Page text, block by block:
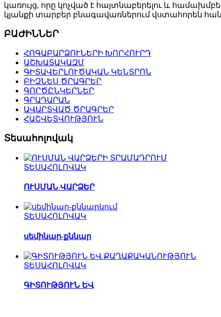
կառույց, որը կոչված է հայտնաբերելու և
կյանքի տարբեր բնագավառներում վստահորեն
ԲԱԺԻՆՆԵՐ
ՀՈԳԱԲԱՐՁՈՒՆԵՐԻ ԽՈՐՀՈՒՐԴ
ԱՇԽԱՏԱԿԱԶՄ
ԳԻՏԱՎԵՐԼՈՒԾԱԿԱՆ ԿԵՆՏՐՈՆ
ԲԻԶՆԵՍ ԾՐԱԳՐԵՐ
ԳՈՐԾԸՆԿԵՐՆԵՐ
ԳՐԱԴԱՐԱՆ
ԱՎԱՐՏՎԱԾ ԾՐԱԳՐԵՐ
ՀԱՇՎԵՏՎՈՒԹՅՈՒՆ
Տեսահոլովակ
ՏԵՍԱՀՈԼՈՎԱԿ
ՈՒՍՄԱՆ ՎԱՐՁԵՐ
ՏԵՍԱՀՈԼՈՎԱԿ
սեմինար-քննար
ՏԵՍԱՀՈԼՈՎԱԿ
ԳԻՏՈՒԹՅՈՒՆ ԵՎ